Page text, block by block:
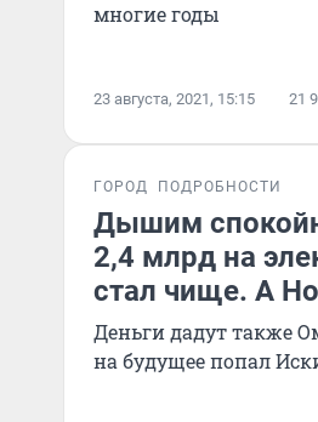
многие годы
23 августа, 2021, 15:15 21
ГОРОД ПОДРОБНОСТИ
Дышим
2,4 млрд на
стал чище. А
Деньги дадут также
на будущее попал